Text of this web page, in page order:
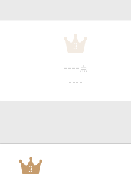
3
---- 点
----
3